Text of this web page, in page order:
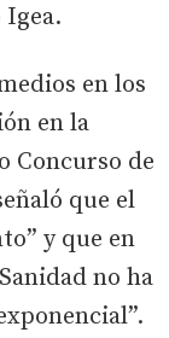
en los
en la
Concurso de
que el
y que en
no ha